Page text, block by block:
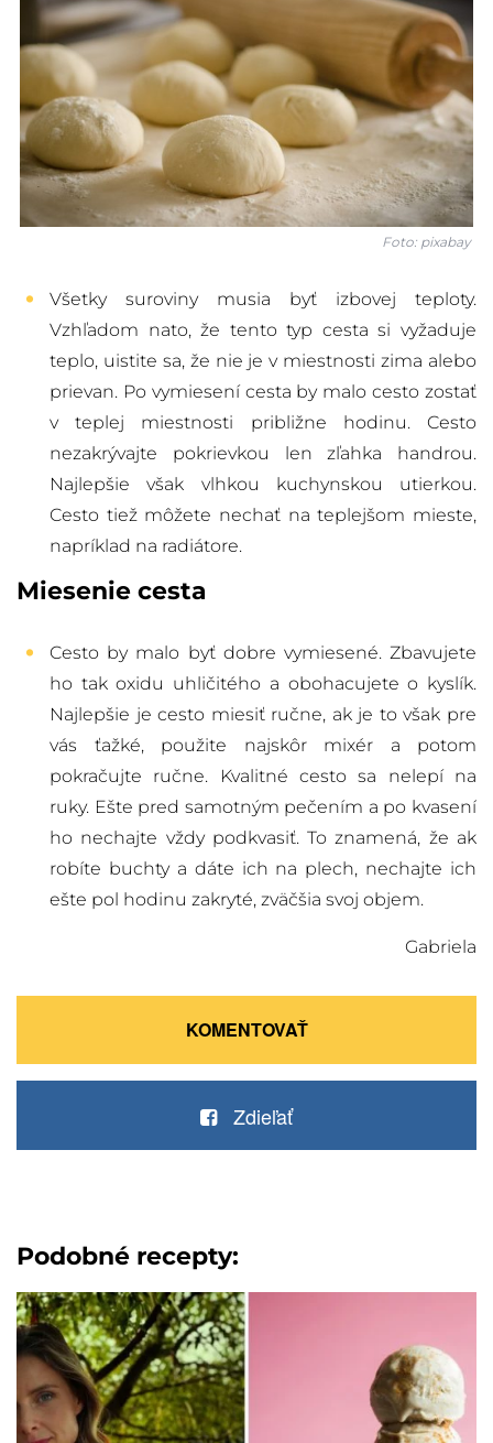
Foto: pixabay
Všetky suroviny musia byť izbovej teploty.
Vzhľadom nato, že tento typ cesta si vyžaduje
teplo, uistite sa, že nie je v miestnosti zima alebo
prievan. Po vymiesení cesta by malo cesto zostať
v teplej miestnosti približne hodinu. Cesto
nezakrývajte pokrievkou len zľahka handrou.
Najlepšie však vlhkou kuchynskou utierkou.
Cesto tiež môžete nechať na teplejšom mieste,
napríklad na radiátore.
Miesenie cesta
Cesto by malo byť dobre vymiesené. Zbavujete
ho tak oxidu uhličitého a obohacujete o kyslík.
Najlepšie je cesto miesiť ručne, ak je to však pre
vás ťažké, použite najskôr mixér a potom
pokračujte ručne. Kvalitné cesto sa nelepí na
ruky. Ešte pred samotným pečením a po kvasení
ho nechajte vždy podkvasiť. To znamená, že ak
robíte buchty a dáte ich na plech, nechajte ich
ešte pol hodinu zakryté, zväčšia svoj objem.
Gabriela
KOMENTOVAŤ
Zdieľať
Podobné recepty: